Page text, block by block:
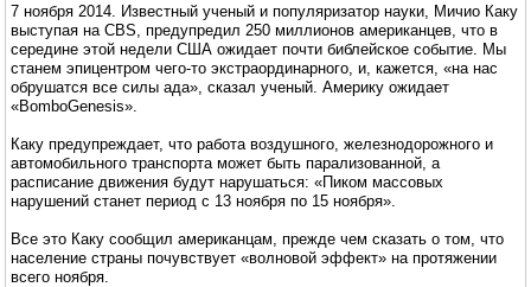
7 ноября 2014. Известный ученый и популяризатор науки, Мичио Каку
выступая на CBS, предупредил 250 миллионов американцев, что в
середине этой недели США ожидает почти библейское событие. Мы
станем эпицентром чего-то экстраординарного, и, кажется, «на нас
обрушатся все силы ада», сказал ученый. Америку ожидает
«BomboGenesis».
Каку предупреждает, что работа воздушного, железнодорожного и
автомобильного транспорта может быть парализованной, а
расписание движения будут нарушаться: «Пиком массовых
нарушений станет период с 13 ноября по 15 ноября».
Все это Каку сообщил американцам, прежде чем сказать о том, что
население страны почувствует «волновой эффект» на протяжении
всего ноября.